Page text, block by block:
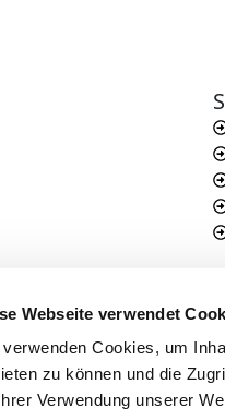
Webseite verwendet
Cookies, um
zu können und die
Verwendung unserer